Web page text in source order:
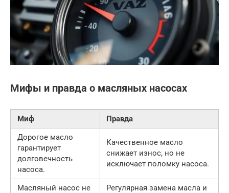
Мифы и правда о масляных насосах
Миф
Правда
Дорогое масло
гарантирует
долговечность
насоса.
Качественное масло
снижает износ, но не
исключает поломку насоса.
Масляный насос не
Регулярная замена масла и